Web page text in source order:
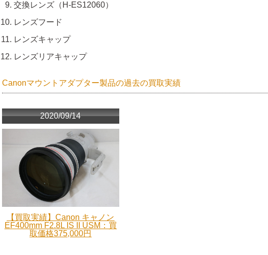
交換レンズ（H-ES12060）
レンズフード
レンズキャップ
レンズリアキャップ
Canonマウントアダプター製品の過去の買取実績
2020/09/14
【買取実績】Canon キャノン
EF400mm F2.8L IS II USM：買
取価格375,000円